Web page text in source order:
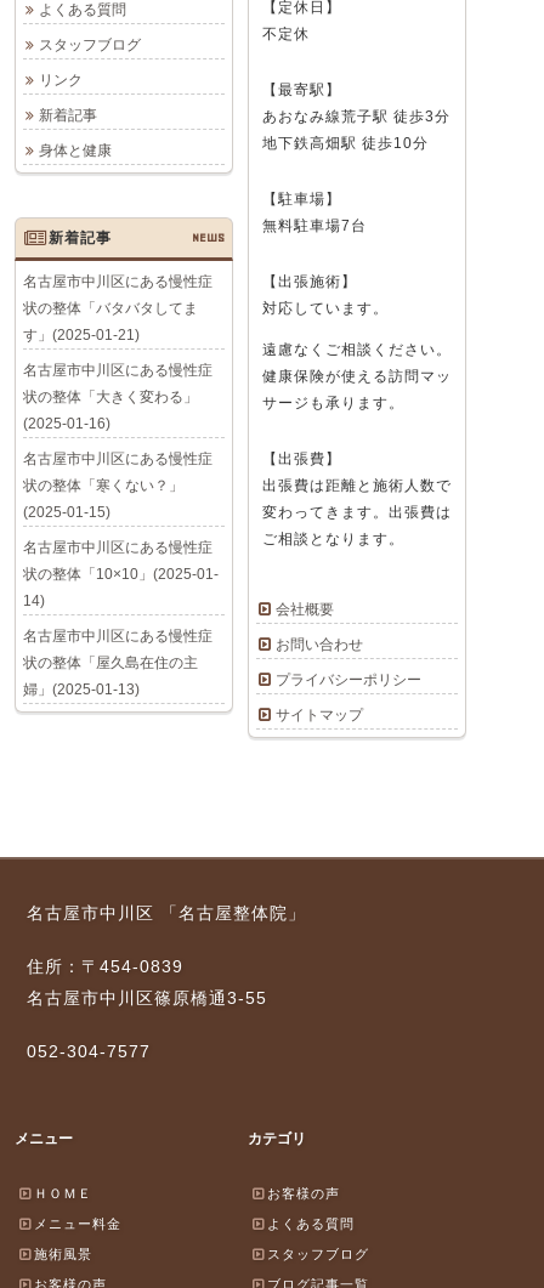
【定休日】
不定休
【最寄駅】
あおなみ線荒子駅 徒歩3分
地下鉄高畑駅 徒歩10分
【駐車場】
無料駐車場7台
【出張施術】
対応しています。
遠慮なくご相談ください。
健康保険が使える訪問マッ
サージも承ります。
【出張費】
出張費は距離と施術人数で
変わってきます。出張費は
ご相談となります。
会社概要
お問い合わせ
プライバシーポリシー
サイトマップ
よくある質問
スタッフブログ
リンク
新着記事
身体と健康
新着記事 NEWS
名古屋市中川区にある慢性症
状の整体「バタバタしてま
す」(2025-01-21)
名古屋市中川区にある慢性症
状の整体「大きく変わる」
(2025-01-16)
名古屋市中川区にある慢性症
状の整体「寒くない？」
(2025-01-15)
名古屋市中川区にある慢性症
状の整体「10×10」(2025-01-
14)
名古屋市中川区にある慢性症
状の整体「屋久島在住の主
婦」(2025-01-13)
名古屋市中川区 「名古屋整体院」
住所：〒454-0839
名古屋市中川区篠原橋通3-55
052-304-7577
メニュー
ＨＯＭＥ
メニュー料金
施術風景
お客様の声
カテゴリ
お客様の声
よくある質問
スタッフブログ
ブログ記事一覧